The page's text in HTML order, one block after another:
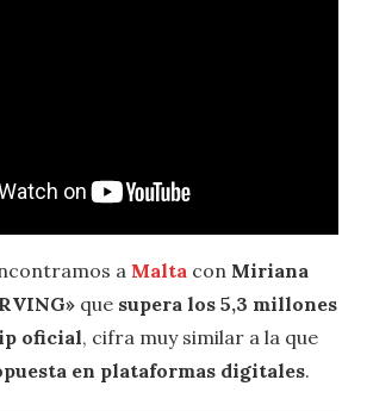
a Malta con Miriana
que supera los 5,3 millones
oficial, cifra muy similar a la que
en plataformas digitales.